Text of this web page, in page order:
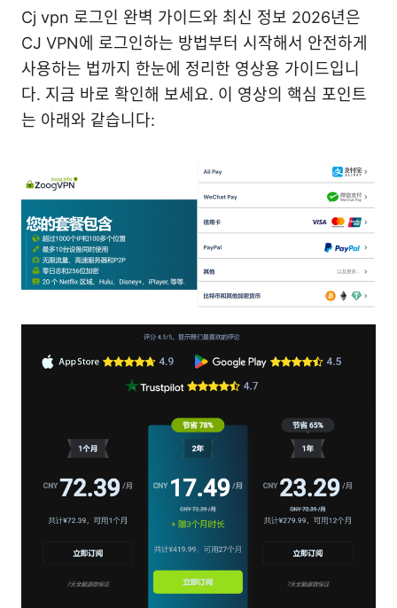
Cj vpn 로그인 완벽 가이드와 최신 정보 2026년은
CJ VPN에 로그인하는 방법부터 시작해서 안전하게
사용하는 법까지 한눈에 정리한 영상용 가이드입니
다. 지금 바로 확인해 보세요. 이 영상의 핵심 포인트
는 아래와 같습니다: